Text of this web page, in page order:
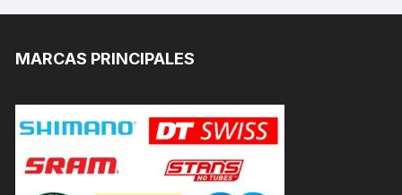
MARCAS PRINCIPALES